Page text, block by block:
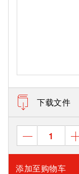
下载文件
添加至购物车